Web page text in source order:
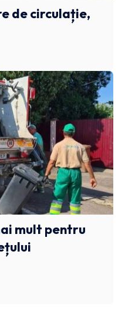
de circulație,
mult pentru